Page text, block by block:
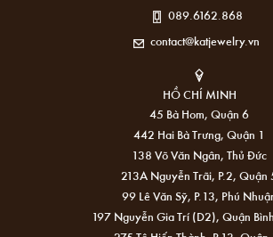
089.6162.868
contact@katjewelry.vn
HỒ CHÍ MINH
45 Bà Hom, Quận 6
442 Hai Bà Trưng, Quận 1
138 Võ Văn Ngân, Thủ Đức
213A Nguyễn Trãi, P.2, Quận
99 Lê Văn Sỹ, P.13, Phú
197 Nguyễn Gia Trí (D2), Quận